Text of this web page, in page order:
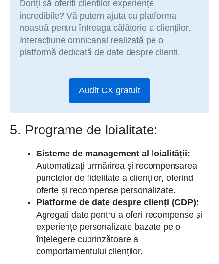
Doriți să oferiți clienților experiențe
incredibile? Vă putem ajuta cu platforma
noastră pentru întreaga călătorie a clienților.
Interacțiune omnicanal realizată pe o
platformă dedicată de date despre clienți.
Audit CX gratuit
5. Programe de loialitate:
Sisteme de management al loialității:
Automatizați urmărirea și recompensarea
punctelor de fidelitate a clienților, oferind
oferte și recompense personalizate.
Platforme de date despre clienți (CDP):
Agregați date pentru a oferi recompense și
experiențe personalizate bazate pe o
înțelegere cuprinzătoare a
comportamentului clienților.